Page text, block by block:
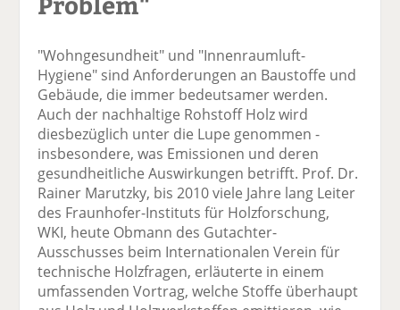
"Wohngesundheit" und "Innenraumluft-
Hygiene" sind Anforderungen an Baustoffe und
Gebäude, die immer bedeutsamer werden.
Auch der nachhaltige Rohstoff Holz wird
diesbezüglich unter die Lupe genommen -
insbesondere, was Emissionen und deren
gesundheitliche Auswirkungen betrifft. Prof. Dr.
Rainer Marutzky, bis 2010 viele Jahre lang Leiter
des Fraunhofer-Instituts für Holzforschung,
WKI, heute Obmann des Gutachter-
Ausschusses beim Internationalen Verein für
technische Holzfragen, erläuterte in einem
umfassenden Vortrag, welche Stoffe überhaupt